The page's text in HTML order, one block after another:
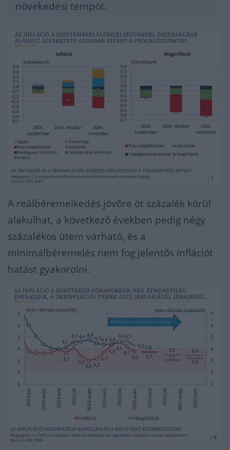
növekedési tempót.
A reálbéremelkedés jövőre öt százalék körül
alakulhat, a következő években pedig négy
százalékos ütem várható, és a
minimálbéremelés nem fog jelentős inflációt
hatást gyakorolni.